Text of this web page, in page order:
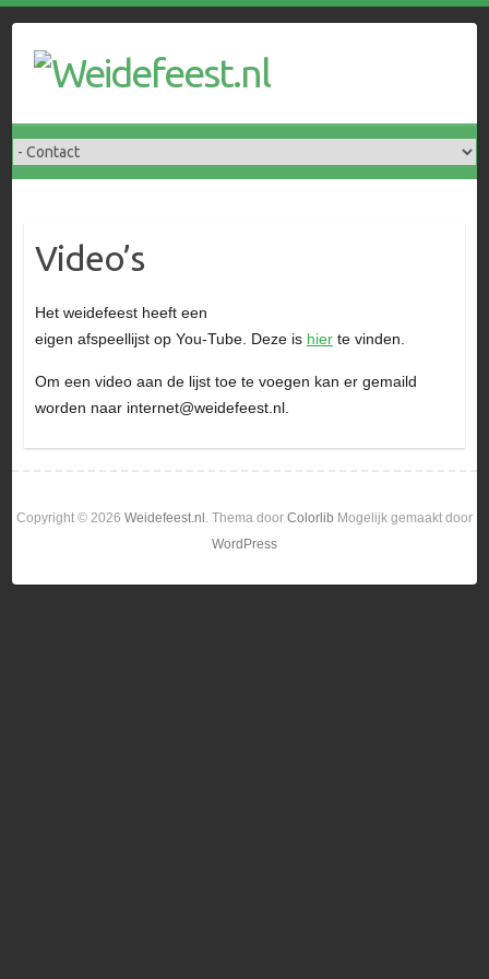
inhoud
Video’s
Het weidefeest heeft een
eigen afspeellijst op You-Tube. Deze is hierte vinden.
Om een video aan de lijst toe te voegen kan er gemaild
worden naar internet@weidefeest.nl.
Copyright © 2026 Weidefeest.nl . Thema door Colorlib Mogelijk gemaakt door
WordPress